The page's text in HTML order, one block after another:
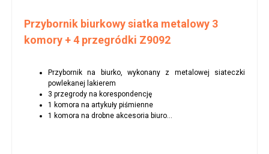
Przybornik biurkowy siatka metalowy 3
komory + 4 przegródki Z9092
Przybornik na biurko, wykonany z metalowej siateczki
powlekanej lakierem
3 przegrody na korespondencję
1 komora na artykuły piśmienne
1 komora na drobne akcesoria biuro...